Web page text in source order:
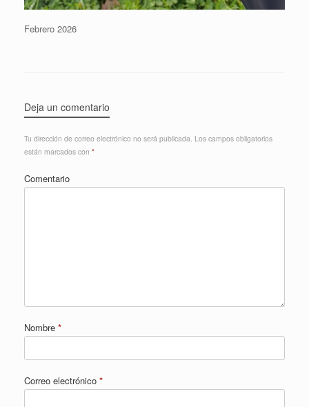
Febrero 2026
Deja un comentario
Tu dirección de correo electrónico no será publicada. Los campos obligatorios
están marcados con *
Comentario
Nombre *
Correo electrónico *